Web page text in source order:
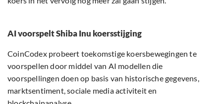
AI voorspelt Shiba Inu koersstijging
CoinCodex probeert toekomstige koersbewegingen te
voorspellen door middel van AI modellen die
voorspellingen doen op basis van historische gegevens,
marktsentiment, sociale media activiteit en